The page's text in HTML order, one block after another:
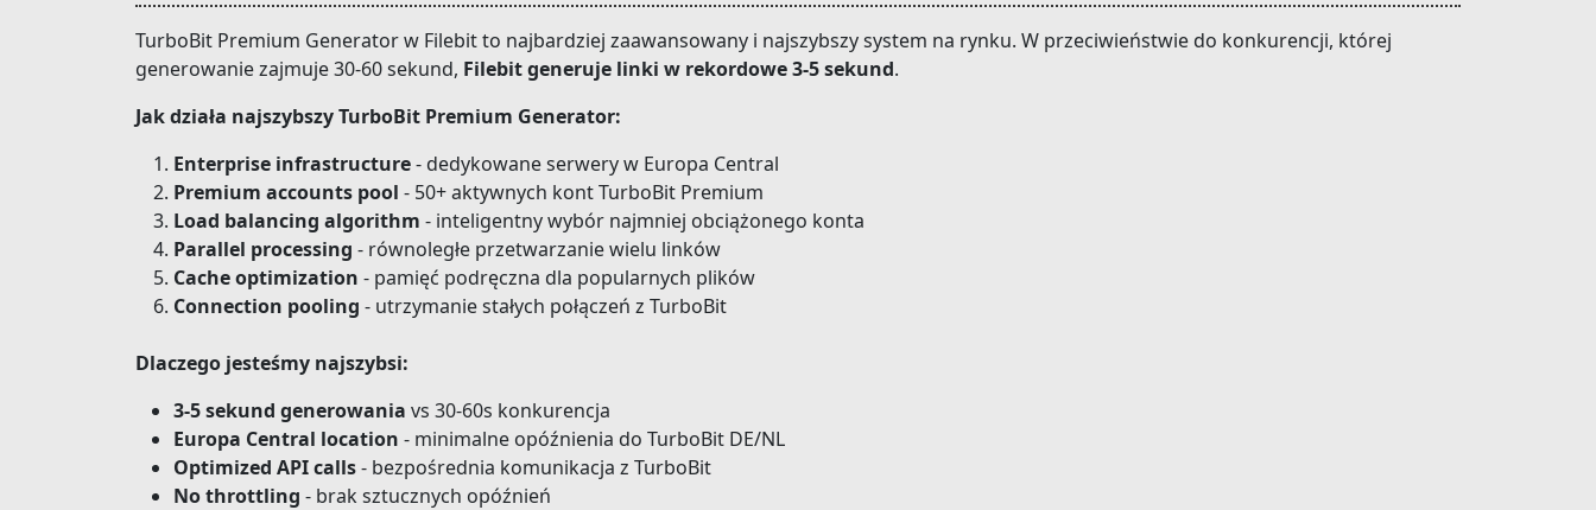
TurboBit Premium Generator w Filebit to najbardziej zaawansowany i najszybszy system na rynku. W przeciwieństwie do konkurencji, której
generowanie zajmuje 30-60 sekund, Filebit generuje linki w rekordowe 3-5 sekund.
Jak działa najszybszy TurboBit Premium Generator:
Enterprise infrastructure- dedykowane serwery w Europa Central
Premium accounts pool - 50+ aktywnych kont TurboBit Premium
Load balancing algorithm - inteligentny wybór najmniej obciążonego konta
Parallel processing - równoległe przetwarzanie wielu linków
Cache optimization - pamięć podręczna dla popularnych plików
Connection pooling - utrzymanie stałych połączeń z TurboBit
Dlaczego jesteśmy najszybsi:
3-5 sekund generowania vs 30-60s konkurencja
Europa Central location - minimalne opóźnienia do TurboBit DE/NL
Optimized API calls- bezpośrednia komunikacja z TurboBit
No throttling - brak sztucznych opóźnień